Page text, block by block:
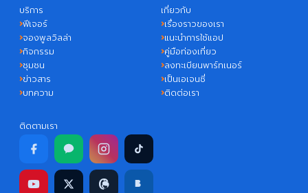
บริการ
ฟีเจอร์
จองพูลวิลล่า
กิจกรรม
ชุมชน
ข่าวสาร
บทความ
เกี่ยวกับ
เรื่องราวของเรา
แนะนำการใช้แอป
คู่มือท่องเที่ยว
ลงทะเบียนพาร์ทเนอร์
เป็นเอเจนซี่
ติดต่อเรา
ติดตามเรา